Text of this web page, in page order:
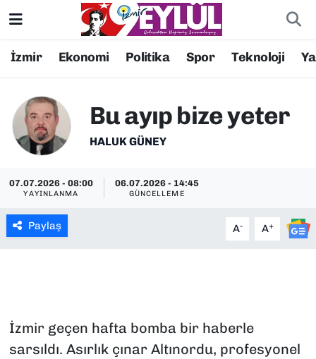
İzmir Ekonomi Politika Spor Teknoloji
Bu ayıp bize yeter
HALUK GÜNEY
07.07.2026 - 08:00
YAYINLANMA
06.07.2026 - 14:45
GÜNCELLEME
Paylaş A- A+
İzmir geçen hafta bomba bir haberle
sarsıldı. Asırlık çınar Altınordu, profesyonel
Resmi İlanlar
DÜNYA
EKONOMİ
KÜLTÜR SANAT
SAĞLIK
Konak Nöbetçi Eczaneler
Konak Trafik Yoğunluk Haritası
Tüm Manşetler
Son Dakika Haberleri